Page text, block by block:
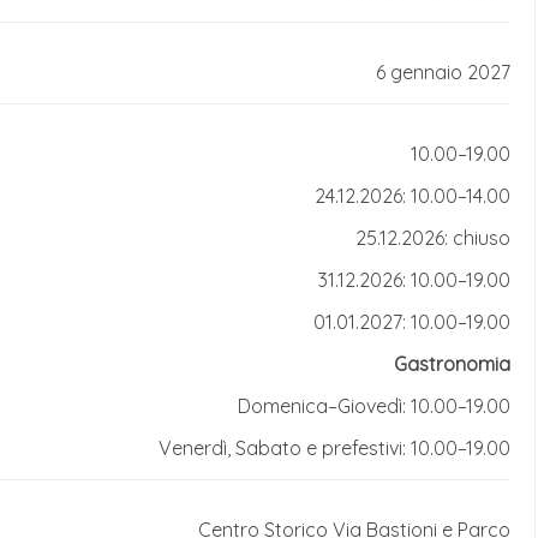
autentica e raccolta. Il fulcro delle
propongono produzioni tradizionali altoatesine:
mano, dalle candele artistiche alle decorazioni per
è il "Paese degli Elfi", uno spazio magico
e intrattenimento a tema. L'aria profuma di
accompagnate da vin brulé speziato. La
un ricco programma di eventi culturali, tra cui
Il contesto montano, con le Dolomiti che fanno
che rimane impressa nel cuore dei
6 gennaio 2027
10.00–19.00
24.12.2026: 10.00–14.00
25.12.2026: chiuso
31.12.2026: 10.00–19.00
01.01.2027: 10.00–19.00
Gastronomia
Domenica–Giovedì: 10.00–19.00
Venerdì, Sabato e prefestivi: 10.00–19.00
Centro Storico Via Bastioni e Parco